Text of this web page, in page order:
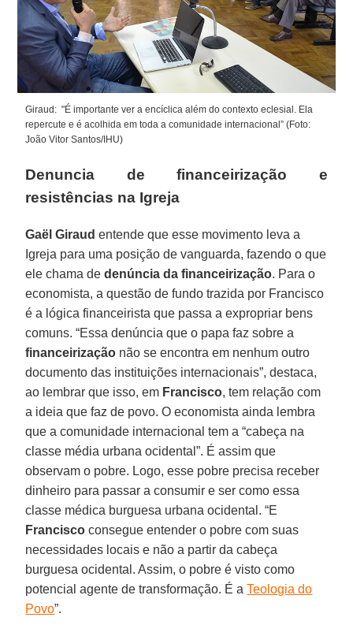
Giraud: "É importante ver a encíclica além do contexto eclesial. Ela
repercute e é acolhida em toda a comunidade internacional” (Foto:
João Vitor Santos/IHU)
Denuncia de financeirização e
resistências na Igreja
Gaël Giraud entende que esse movimento leva a
Igreja para uma posição de vanguarda, fazendo o que
ele chama dedenúncia da financeirização. Para o
economista, a questão de fundo trazida por Francisco
é a lógica financeirista que passa a expropriar bens
comuns. “Essa denúncia que o papa faz sobre a
financeirização não se encontra em nenhum outro
documento das instituições internacionais”, destaca,
ao lembrar que isso, em Francisco, tem relação com
a ideia que faz de povo. O economista ainda lembra
que a comunidade internacional tem a “cabeça na
classe média urbana ocidental”. É assim que
observam o pobre. Logo, esse pobre precisa receber
dinheiro para passar a consumir e ser como essa
classe médica burguesa urbana ocidental. “E
Francisco consegue entender o pobre com suas
necessidades locais e não a partir da cabeça
burguesa ocidental. Assim, o pobre é visto como
potencial agente de transformação. É aTeologia do
Povo”.